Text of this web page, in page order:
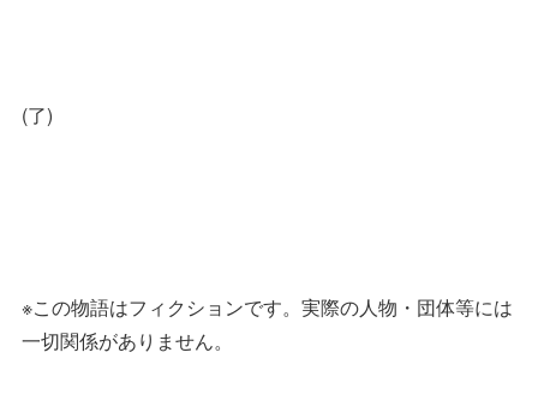
(了)
※この物語はフィクションです。実際の人物・団体等には
一切関係がありません。